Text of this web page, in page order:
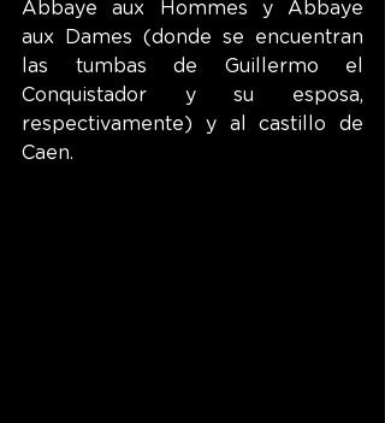
Abbaye aux Hommes y Abbaye
aux Dames (donde se encuentran
las tumbas de Guillermo el
Conquistador y su esposa,
respectivamente) y al castillo de
Caen.